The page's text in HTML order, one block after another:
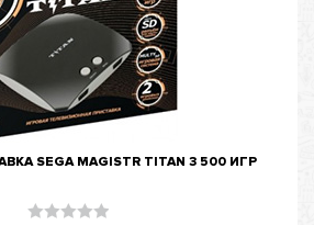
SEGA MAGISTR TITAN 3 500 ИГР